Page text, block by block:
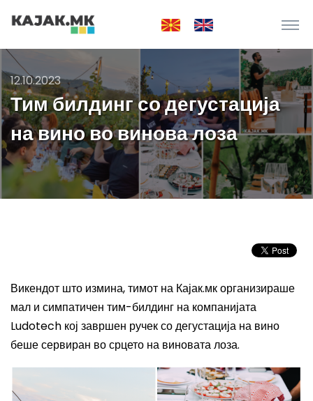
12.10.2023
Тим билдинг со дегустација
на вино во винова лоза
Викендот што измина, тимот на Кајак.мк организираше
мал и симпатичен тим-билдинг на компанијата
Ludotech кој завршен ручек со дегустација на вино
беше сервиран во срцето на виновата лоза.